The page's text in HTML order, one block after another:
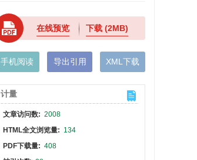
在线预览 下载(2MB)
手机阅读 导出引用 XML下载
计量
文章访问数: 2008
HTML全文浏览量: 134
PDF下载量: 408